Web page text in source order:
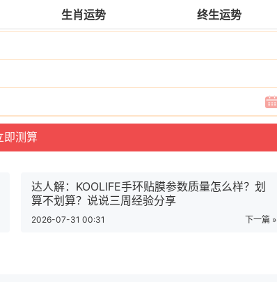
生肖运势 终生运势
达人解：KOOLIFE手环贴膜参数质量怎么样？划
算不划算？说说三周经验分享
下一篇 »
2026-07-31 00:31